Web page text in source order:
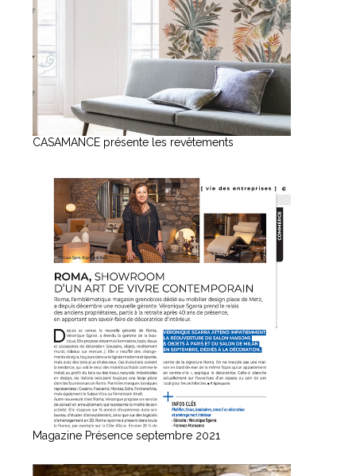
CASAMANCE présente les revêtements
Magazine Présence septembre 2021